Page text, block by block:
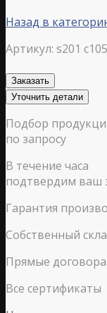
Назад в
Артикул: s201 c105
Заказать
Уточнить детали
Подбор
по запросу
В течение часа
подтвердим ваш
Гарантия
Собственный
Прямые договора
Все сертификаты